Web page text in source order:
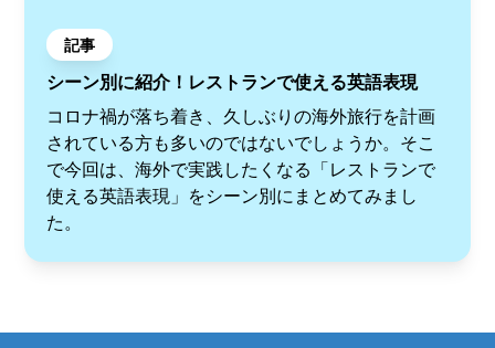
記事
シーン別に紹介！レストランで使える英語表現
コロナ禍が落ち着き、久しぶりの海外旅行を計画
されている方も多いのではないでしょうか。そこ
で今回は、海外で実践したくなる「レストランで
使える英語表現」をシーン別にまとめてみまし
た。